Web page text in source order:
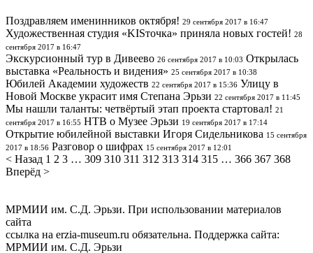
Поздравляем именинников октября! 29 сентября 2017 в 16:47
Художественная студия «KISточка» приняла новых гостей! 28
сентября 2017 в 16:47
Экскурсионный тур в Дивеево 26 сентября 2017 в 10:03 Открылась
выставка «Реальность и видения» 25 сентября 2017 в 10:38
Юбилей Академии художеств 22 сентября 2017 в 15:36 Улицу в
Новой Москве украсит имя Степана Эрьзи 22 сентября 2017 в 11:45
Мы нашли таланты: четвёртый этап проекта стартовал! 21
сентября 2017 в 16:55 НТВ о Музее Эрьзи 19 сентября 2017 в 17:14
Открытие юбилейной выставки Игоря Сидельникова 15 сентября
2017 в 18:56 Разговор о шифрах 15 сентября 2017 в 12:01
< Назад 1 2 3 … 309 310 311 312 313 314 315 … 366 367 368
Вперёд >
МРМИИ им. С.Д. Эрьзи. При использовании материалов
сайта
ссылка на erzia-museum.ru обязательна. Поддержка сайта:
МРМИИ им. С.Д. Эрьзи